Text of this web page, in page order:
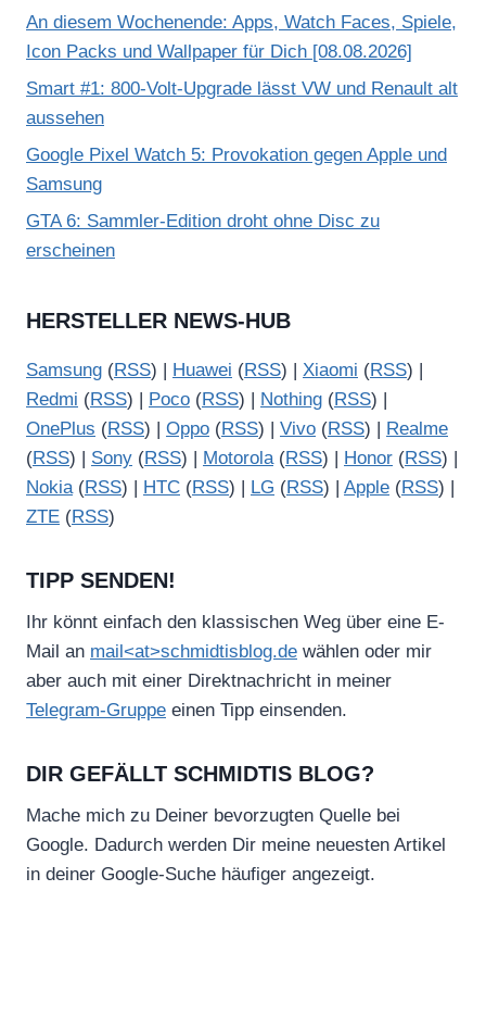
An diesem Wochenende: Apps, Watch Faces, Spiele,
Icon Packs und Wallpaper für Dich [08.08.2026]
Smart #1: 800-Volt-Upgrade lässt VW und Renault alt
aussehen
Google Pixel Watch 5: Provokation gegen Apple und
Samsung
GTA 6: Sammler-Edition droht ohne Disc zu
erscheinen
HERSTELLER NEWS-HUB
Samsung (RSS) | Huawei (RSS) | Xiaomi (RSS) |
Redmi (RSS) | Poco (RSS) | Nothing (RSS) |
OnePlus (RSS) | Oppo (RSS) | Vivo (RSS) |
Realme
(RSS) | Sony (RSS) | Motorola(RSS) | Honor (RSS) |
Nokia(RSS) | HTC (RSS) | LG (RSS) | Apple (RSS) |
ZTE (RSS)
TIPP SENDEN!
Ihr könnt einfach den klassischen Weg über eine E-
Mail an mail<at>schmidtisblog.de wählen oder mir
aber auch mit einer Direktnachricht in meiner
Telegram-Gruppe einen Tipp einsenden.
DIR GEFÄLLT SCHMIDTIS BLOG?
Mache mich zu Deiner bevorzugten Quelle bei
Google. Dadurch werden Dir meine neuesten Artikel
in deiner Google-Suche häufiger angezeigt.